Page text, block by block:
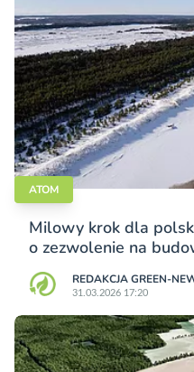
ATOM
Milowy krok dla
o zezwolenie na
REDAKCJA GREEN-
31.03.2026 17:20